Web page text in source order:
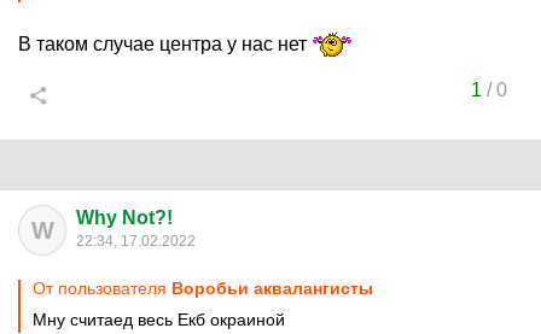
В таком случае центра у нас нет
1 /0
W Why Not?!
22:34, 17.02.2022
От пользователя Воробьи аквалангисты
Мну считаед весь Екб окраиной